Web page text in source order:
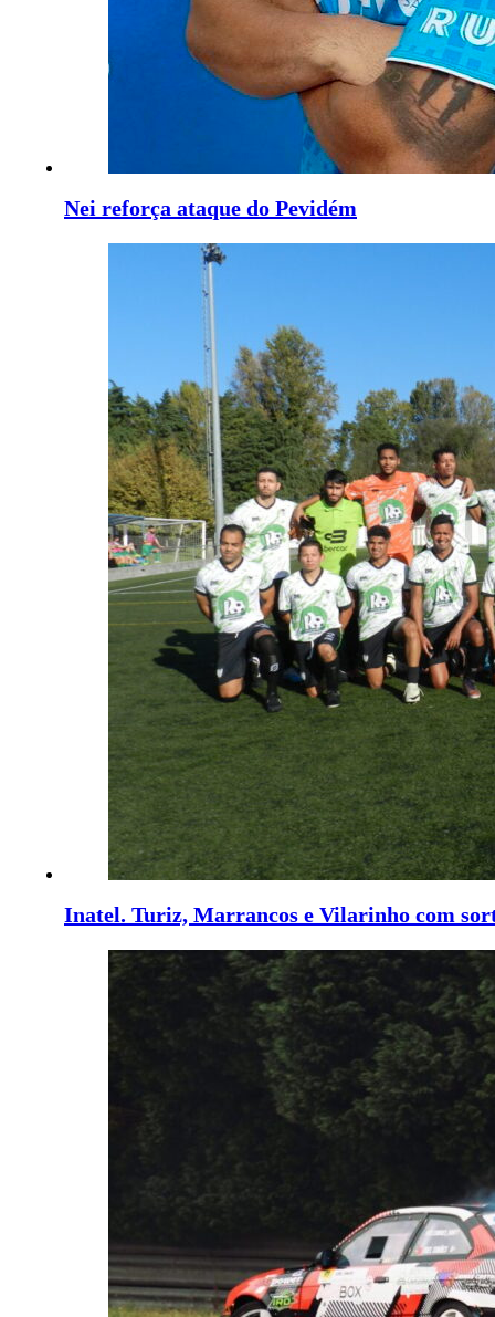
Nei reforça ataque do Pevidém
Inatel. Turiz, Marrancos e Vilarinho com